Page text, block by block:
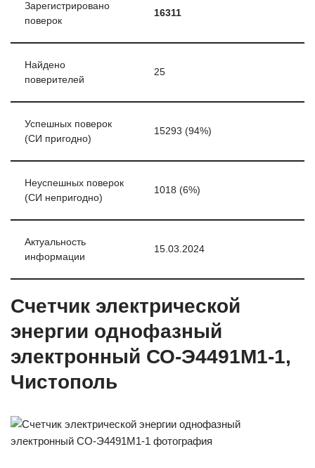
Зарегистрировано
поверок
16311
Найдено
поверителей
25
Успешных поверок
(СИ пригодно)
15293 (94%)
Неуспешных поверок
(СИ непригодно)
1018 (6%)
Актуальность
информации
15.03.2024
Счетчик электрической
энергии однофазный
электронный СО-Э4491М1-1,
Чистополь